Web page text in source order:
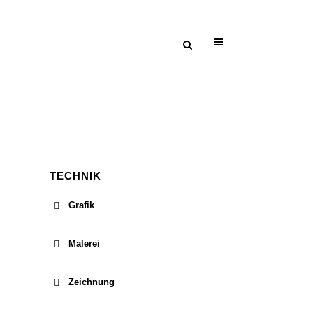
TECHNIK
Grafik
Radierung
Malerei
Mischtechnik auf Hartfaser
Zeichnung